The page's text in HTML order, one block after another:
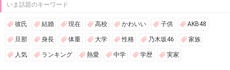
いま話題のキーワード
彼氏 結婚 現在 高校 かわいい 子供 AKB48
旦那 身長 体重 大学 性格 乃木坂46 家族
人気 ランキング 熱愛 中学 学歴 実家